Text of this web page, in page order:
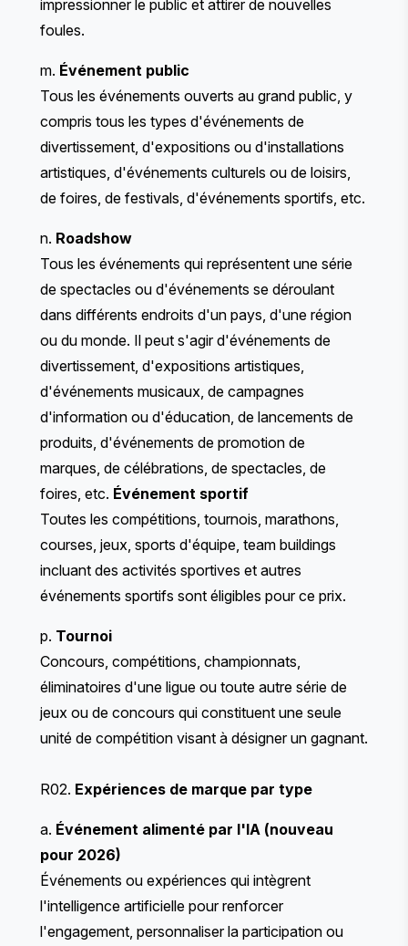
impressionner le public et attirer de nouvelles
foules.
m. Événement public
Tous les événements ouverts au grand public, y
compris tous les types d'événements de
divertissement, d'expositions ou d'installations
artistiques, d'événements culturels ou de loisirs,
de foires, de festivals, d'événements sportifs, etc.
n. Roadshow
Tous les événements qui représentent une série
de spectacles ou d'événements se déroulant
dans différents endroits d'un pays, d'une région
ou du monde. Il peut s'agir d'événements de
divertissement, d'expositions artistiques,
d'événements musicaux, de campagnes
d'information ou d'éducation, de lancements de
produits, d'événements de promotion de
marques, de célébrations, de spectacles, de
foires, etc. Événement sportif
Toutes les compétitions, tournois, marathons,
courses, jeux, sports d'équipe, team buildings
incluant des activités sportives et autres
événements sportifs sont éligibles pour ce prix.
p. Tournoi
Concours, compétitions, championnats,
éliminatoires d'une ligue ou toute autre série de
jeux ou de concours qui constituent une seule
unité de compétition visant à désigner un gagnant.
R02. Expériences de marque par type
a. Événement alimenté par l'IA (nouveau
pour 2026)
Événements ou expériences qui intègrent
l'intelligence artificielle pour renforcer
l'engagement, personnaliser la participation ou